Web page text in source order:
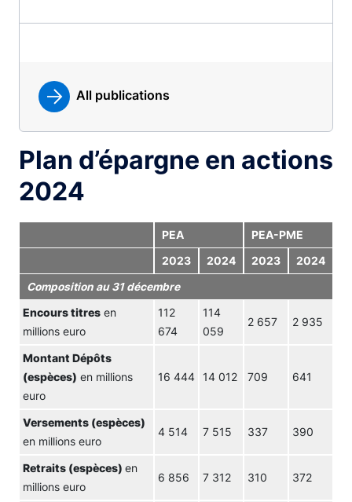
All publications
Plan d’épargne en actions
2024
PEA PEA-PME
2023 2024 2023 2024
Composition au 31 décembre
Encours titres en
millions euro
112
674
114
059
2 657 2 935
Montant Dépôts
(espèces) en millions
euro
16 444 14 012 709 641
Versements (espèces)
en millions euro
4 514 7 515 337 390
Retraits (espèces) en
millions euro
6 856 7 312 310 372